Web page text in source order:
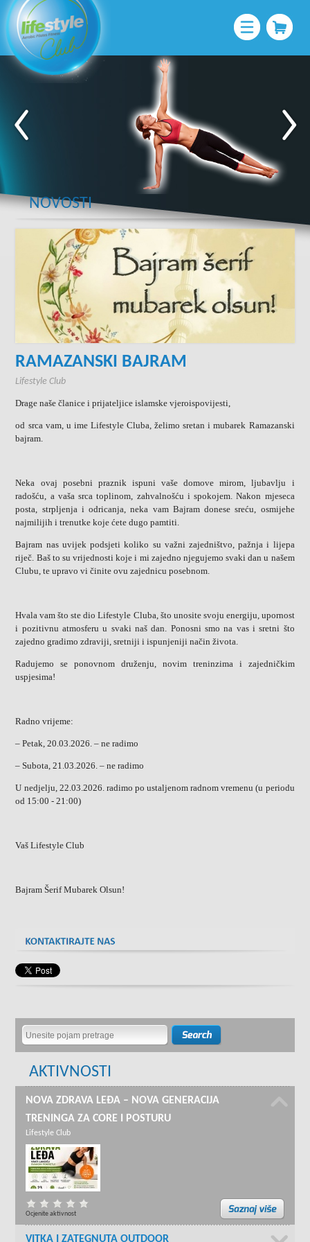
NOVOSTI
RAMAZANSKI BAJRAM
Lifestyle Club
Drage naše članice i prijateljice islamske vjeroispovijesti,
od srca vam, u ime Lifestyle Cluba, želimo sretan i mubarek Ramazanski
bajram.
Neka ovaj posebni praznik ispuni vaše domove mirom, ljubavlju i
radošću, a vaša srca toplinom, zahvalnošću i spokojem. Nakon mjeseca
posta, strpljenja i odricanja, neka vam Bajram donese sreću, osmijehe
najmilijih i trenutke koje ćete dugo pamtiti.
Bajram nas uvijek podsjeti koliko su važni zajedništvo, pažnja i lijepa
riječ. Baš to su vrijednosti koje i mi zajedno njegujemo svaki dan u našem
Clubu, te upravo vi činite ovu zajednicu posebnom.
Hvala vam što ste dio Lifestyle Cluba, što unosite svoju energiju, upornost
i pozitivnu atmosferu u svaki naš dan. Ponosni smo na vas i sretni što
zajedno gradimo zdraviji, sretniji i ispunjeniji način života.
Radujemo se ponovnom druženju, novim treninzima i zajedničkim
uspjesima!
Radno vrijeme:
– Petak, 20.03.2026. – ne radimo
– Subota, 21.03.2026. – ne radimo
U nedjelju, 22.03.2026. radimo po ustaljenom radnom vremenu (u periodu
od 15:00 - 21:00)
Vaš Lifestyle Club
Bajram Šerif Mubarek Olsun!
AKTIVNOSTI
NOVA ZDRAVA LEĐA – NOVA GENERACIJA
TRENINGA ZA CORE I POSTURU
Lifestyle Club
Ocjenite aktivnost
VITKA I ZATEGNUTA OUTDOOR